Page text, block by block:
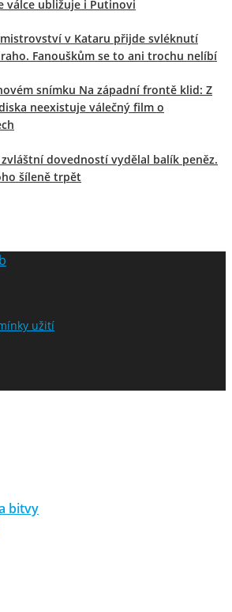
válce ubližuje i Putinovi
v Kataru přijde svléknutí
Fanouškům se to ani trochu nelíbí
snímku Na západní frontě klid: Z
neexistuje válečný film o
dovedností vydělal balík peněz.
šíleně trpět
užití
bitvy